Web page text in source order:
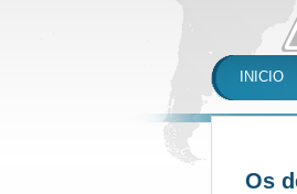
INICIO
Os